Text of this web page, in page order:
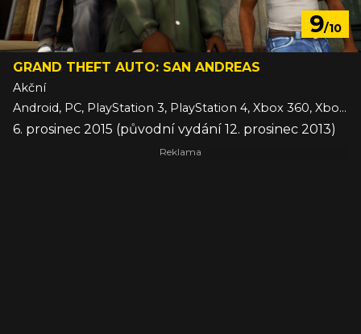
9/10
GRAND THEFT AUTO: SAN ANDREAS
Akční
Android, PC, PlayStation 3, PlayStation 4, Xbox 360, Xbox One, iOS
6. prosinec 2015 (původní vydání 12. prosinec 2013)